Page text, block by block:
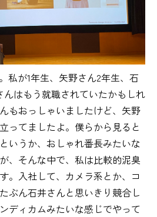
私が1年生、矢野さん2年生、石
はもう就職されていたかもしれ
もおっしゃいましたけど、矢野
ってましたよ。僕らから見ると
いうか、おしゃれ番長みたいな
、そんな中で、私は比較的泥臭
。入社して、カメラ系とか、コ
ぶん石井さんと思いきり競合し
ディカムみたいな感じでやって